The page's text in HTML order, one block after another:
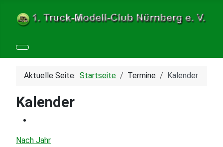
Aktuelle Seite: Startseite Termine Kalender
Kalender
Nach Jahr